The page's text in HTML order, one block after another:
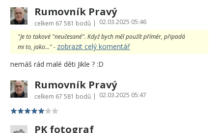
Rumovník Pravý
celkem 67 581 bodů | 02.03.2025 05:46
"Je to takové "neučesané". Když bych měl použít příměr, připadá
mi to, jako..." - zobrazit celý komentář
nemáš rád malé děti Jikle ? :D
Rumovník Pravý
celkem 67 581 bodů | 02.03.2025 05:47
PK fotograf